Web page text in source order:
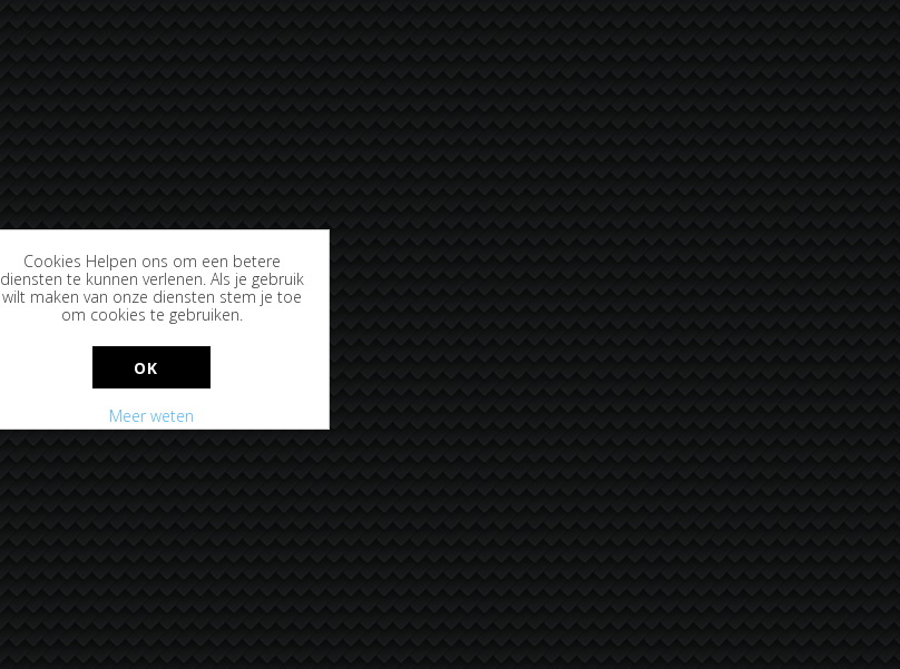
Cookies Helpen ons om een betere
diensten te kunnen verlenen. Als je gebruik
wilt maken van onze diensten stem je toe
om cookies te gebruiken.
OK
Meer weten